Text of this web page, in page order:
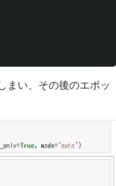
まい、その後のエポッ